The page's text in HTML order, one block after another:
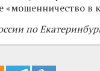
«мошенничество в
по